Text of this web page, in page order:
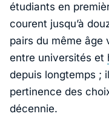
étudiants en
courent jusqu’à
pairs du même âge
entre universités et
depuis longtemps ;
pertinence des
décennie.